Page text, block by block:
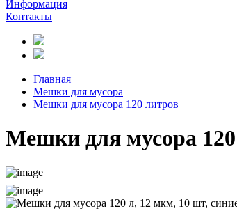
Информация
Контакты
Главная
Мешки для мусора
Мешки для мусора 120 литров
Мешки для мусора